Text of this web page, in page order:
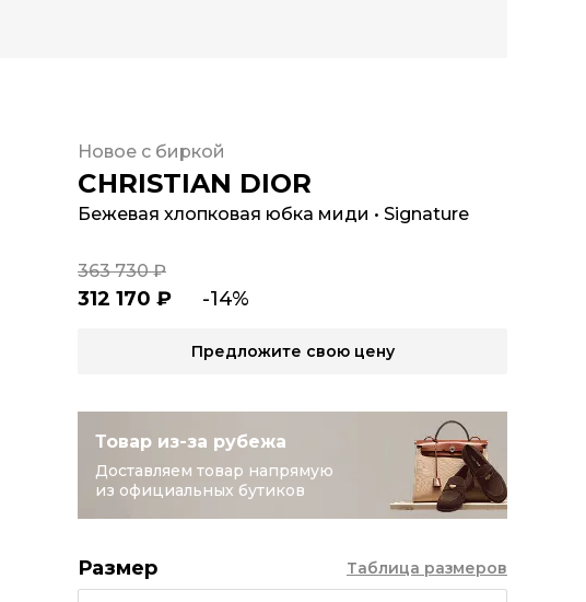
CHRISTIAN DIOR
Бежевая хлопковая юбка миди • Signature
Новое с биркой
312 170 ₽ -14%
363 730 ₽
Предложите свою цену
Товар из-за рубежа
Доставляем товар напрямую
из официальных бутиков
Размер Таблица размеров